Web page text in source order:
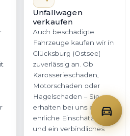
Transparenz
entscheidend, und
genau dafür stehen wir.
Jetzt Unfallwagen
bewerten
Gebrauchtwagen